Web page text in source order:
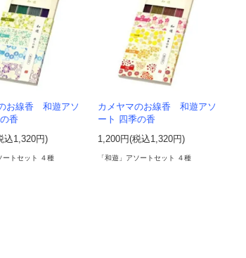
お線香 和遊アソ
香
込1,320円)
ートセット ４種
カメヤマのお線香 和遊アソ
ート 四季の香
1,200円(税込1,320円)
「和遊」アソートセット ４種